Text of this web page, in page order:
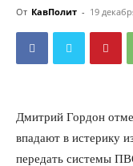
От КавПолит - 19
Дмитрий Гордон
впадают в истерику
передать системы